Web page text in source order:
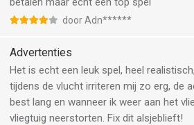
- Automatic Flight Planning Configuration
- 3D virtual cockpit with integrated
- SRTM30 Plus real terrestrial elevation
- MODIS VCF real coastline
- OpenWeatherMap real-time weather
door Adn******
Advertenties
Het is echt een leuk spel, heel
tijdens de vlucht irriteren mij zo erg, de
best lang en wanneer ik weer aan het
vliegtuig neerstorten. Fix dit alsjeblieft!